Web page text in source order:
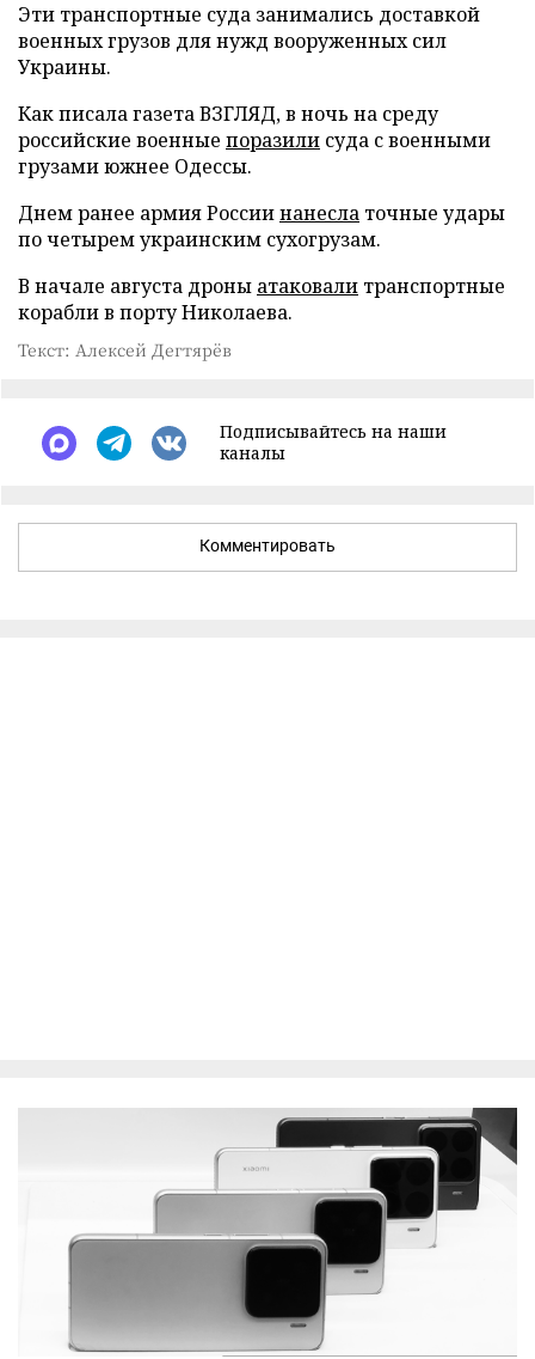
Эти транспортные суда занимались доставкой
военных грузов для нужд вооруженных сил
Украины.
Как писала газета ВЗГЛЯД, в ночь на среду
российские военные поразили суда с военными
грузами южнее Одессы.
Днем ранее армия Россиинанесла точные удары
по четырем украинским сухогрузам.
В начале августа дроны атаковали транспортные
корабли в порту Николаева.
Текст: Алексей Дегтярёв
Подписывайтесь на наши
каналы
Комментировать